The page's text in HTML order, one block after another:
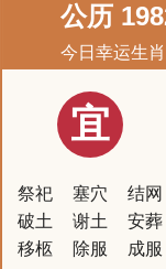
公历
今日幸运生
宜
祭祀 塞穴
结网
破土
谢土
安葬
移柩
除服
成服